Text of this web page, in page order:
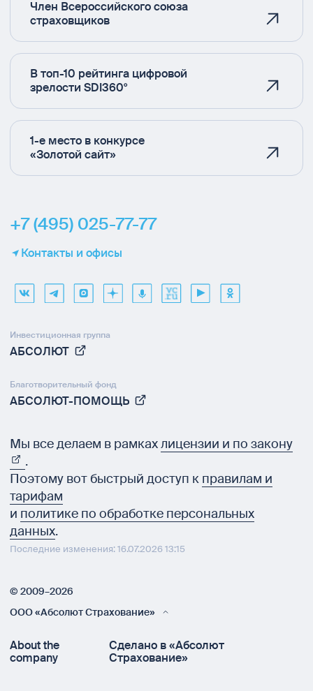
Член Всероссийского союза
страховщиков
В топ-10 рейтинга цифровой
зрелости SDI360°
1-е место в конкурсе
«Золотой сайт»
+7 (495) 025-77-77
Контакты и офисы
Инвестиционная группа
АБСОЛЮТ
Благотворительный фонд
АБСОЛЮТ-ПОМОЩЬ
Мы все делаем в рамкахлицензии и по закону
.
Поэтому вот быстрый доступ к правилам и
тарифам
и политике по обработке персональных
данных.
Последние изменения: 16.07.2026 13:15
© 2009–2026
ООО «Абсолют Страхование»
About the
company
Сделано в «Абсолют
Страхование»